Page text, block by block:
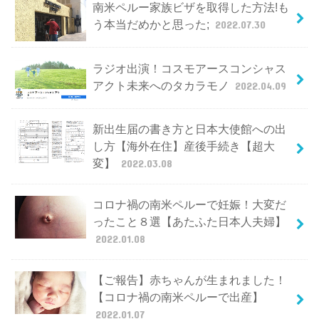
南米ペルー家族ビザを取得した方法!も
う本当だめかと思った; 2022.07.30
ラジオ出演！コスモアースコンシャス
アクト未来へのタカラモノ
2022.04.09
新出生届の書き方と日本大使館への出
し方【海外在住】産後手続き【超大
変】
2022.03.08
コロナ禍の南米ペルーで妊娠！大変だ
ったこと８選【あたふた日本人夫婦】
2022.01.08
【ご報告】赤ちゃんが生まれました！
【コロナ禍の南米ペルーで出産】
2022.01.07